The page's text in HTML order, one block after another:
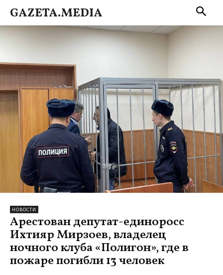
GAZETA.MEDIA
НОВОСТИ
Арестован депутат-единоросс
Ихтияр Мирзоев, владелец
ночного клуба «Полигон», где в
пожаре погибли 13 человек